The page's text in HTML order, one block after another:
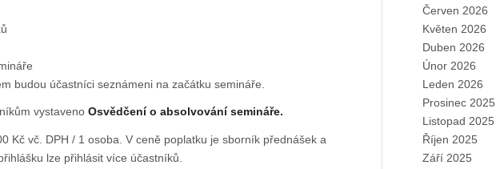
budou účastníci seznámeni na začátku semináře.
vystaveno Osvědčení o absolvování semináře.
Kč vč. DPH / 1 osoba. V ceně poplatku je sborník přednášek a
lze přihlásit více účastníků.
Červen 2026
Květen 2026
Duben 2026
Únor 2026
Leden 2026
Prosinec 2025
Listopad 2025
Říjen 2025
Září 2025